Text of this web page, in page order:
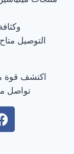
التوصيل
اكتشف قوة
تواصل